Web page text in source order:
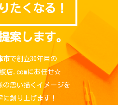
たくなる！
案します。
市で創立30年目の
店.comにお任せ☆
の思い描くイメージを
に創り上げます！